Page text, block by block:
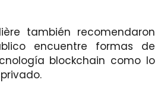
también recomendaron
encuentre formas de
blockchain como lo